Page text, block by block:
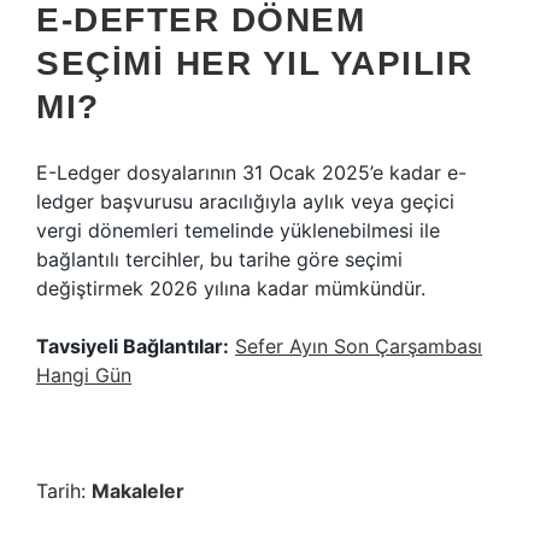
E-DEFTER DÖNEM
SEÇIMI HER YIL YAPILIR
MI?
E-Ledger dosyalarının 31 Ocak 2025’e kadar e-
ledger başvurusu aracılığıyla aylık veya geçici
vergi dönemleri temelinde yüklenebilmesi ile
bağlantılı tercihler, bu tarihe göre seçimi
değiştirmek 2026 yılına kadar mümkündür.
Tavsiyeli Bağlantılar: Sefer Ayın Son Çarşambası
Hangi Gün
Tarih: Makaleler